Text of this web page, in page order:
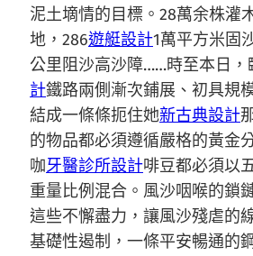
泥土墑情的目標。28萬余株灌
地，286遊艇設計1萬平方米固
公里阻沙高沙障……時至本日，
計鐵路兩側漸次鋪展、初具規
結成一條條扼住她新古典設計
的物品都必須遵循嚴格的黃金
咖牙醫診所設計啡豆都必須以
重量比例混合。風沙咽喉的鎖
這些不懈盡力，讓風沙殘虐的
基礎性遏制，一條平安暢通的